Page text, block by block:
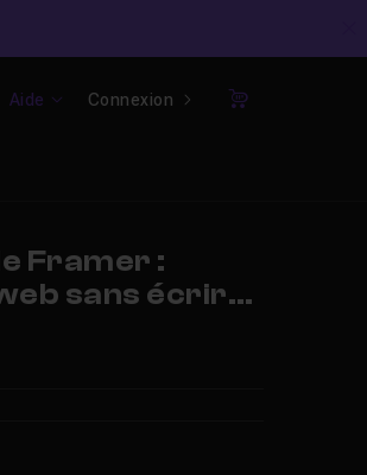
Aide Connexion
Panier
Framer :
sans écrire